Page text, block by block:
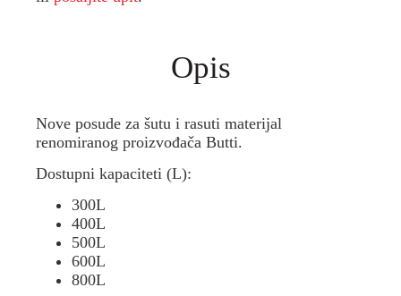
rasuti
Opis
Nove posude za šutu i rasuti materijal
renomiranog proizvođača Butti.
Dostupni kapaciteti (L):
300L
400L
500L
600L
800L